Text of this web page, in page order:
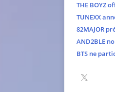
THE BOYZ
TUNEXX
82MAJOR
AND2BLE
BTS ne